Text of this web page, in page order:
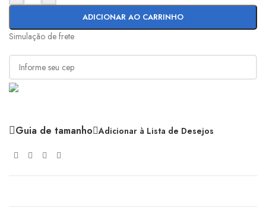
ADICIONAR AO CARRINHO
Simulação de frete
Guia de tamanho Adicionar à Lista de Desejos